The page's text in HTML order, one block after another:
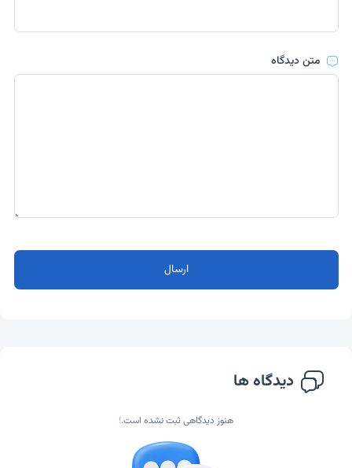
متن دیدگاه
ارسال
دیدگاه ها
هنوز دیدگاهی ثبت نشده است.!